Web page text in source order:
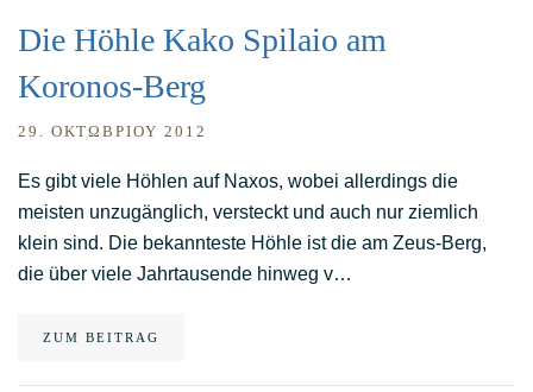
Die Höhle Kako Spilaio am
Koronos-Berg
29. ΟΚΤΩΒΡΊΟΥ 2012
Es gibt viele Höhlen auf Naxos, wobei allerdings die
meisten unzugänglich, versteckt und auch nur ziemlich
klein sind. Die bekannteste Höhle ist die am Zeus-Berg,
die über viele Jahrtausende hinweg v…
ZUM BEITRAG